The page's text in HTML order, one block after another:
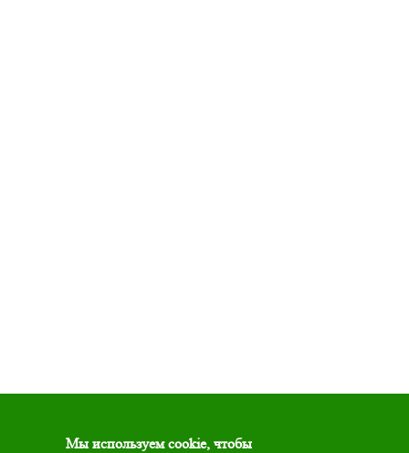
Мы используем cookie, чтобы